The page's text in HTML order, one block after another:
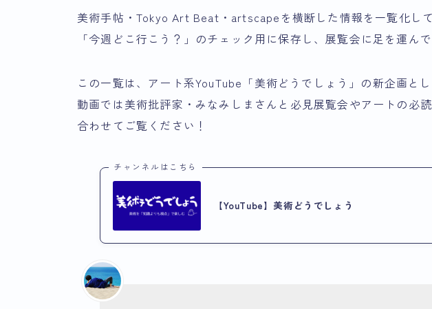
美術手帖・Tokyo Art Beat・artscapeを横断した情報を一覧化して
「今週どこ行こう？」のチェック用に保存し、展覧会に足を運ん
この一覧は、アート系YouTube「美術どうでしょう」の新企画とし
動画では美術批評家・みなみしまさんと必見展覧会やアートの必
合わせてご覧ください！
チャンネルはこちら
【YouTube】美術どうでしょう